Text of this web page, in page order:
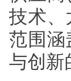
技术、
范围涵
与创新